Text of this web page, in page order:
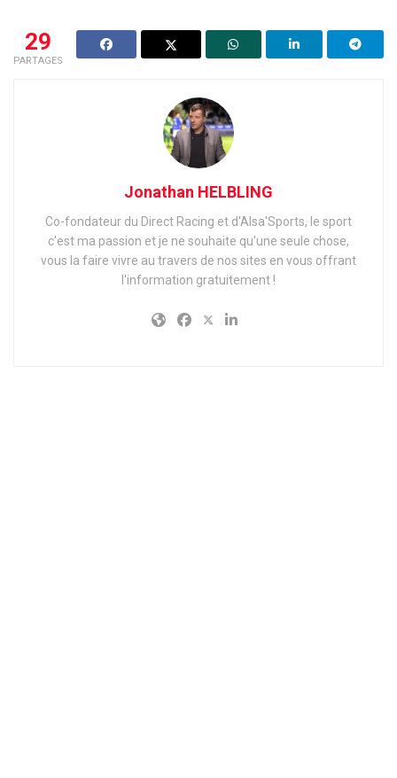
29
PARTAGES
Jonathan HELBLING
Co-fondateur du Direct Racing et d'Alsa'Sports, le sport
c'est ma passion et je ne souhaite qu'une seule chose,
vous la faire vivre au travers de nos sites en vous offrant
l'information gratuitement !